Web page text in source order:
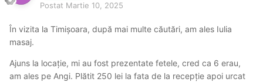
Postat Martie 10, 2025
În vizita la Timișoara, după mai multe căutări, am ales Iulia
masaj.
Ajuns la locație, mi au fost prezentate fetele, cred ca 6 erau,
am ales pe Angi. Plătit 250 lei la fata de la recepție apoi urcat